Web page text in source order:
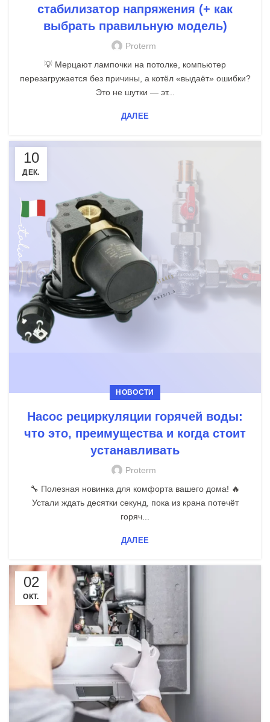
стабилизатор напряжения (+ как
выбрать правильную модель)
Proterm
💡 Мерцают лампочки на потолке, компьютер
перезагружается без причины, а котёл «выдаёт» ошибки?
Это не шутки — эт...
ДАЛЕЕ
10
ДЕК.
НОВОСТИ
Насос рециркуляции горячей воды:
что это, преимущества и когда стоит
устанавливать
Proterm
🔧 Полезная новинка для комфорта вашего дома! 🔥
Устали ждать десятки секунд, пока из крана потечёт
горяч...
ДАЛЕЕ
02
ОКТ.